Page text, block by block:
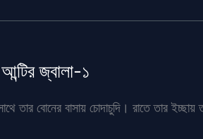
জ্বালা-১
তার বোনের বাসায় চোদাচুদি। রাতে তার ইচ্ছায়